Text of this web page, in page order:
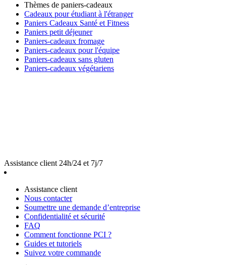
Thèmes de paniers-cadeaux
Cadeaux pour étudiant à l'étranger
Paniers Cadeaux Santé et Fitness
Paniers petit déjeuner
Paniers-cadeaux fromage
Paniers-cadeaux pour l'équipe
Paniers-cadeaux sans gluten
Paniers-cadeaux végétariens
Assistance client 24h/24 et 7j/7
Assistance client
Nous contacter
Soumettre une demande d’entreprise
Confidentialité et sécurité
FAQ
Comment fonctionne PCI ?
Guides et tutoriels
Suivez votre commande